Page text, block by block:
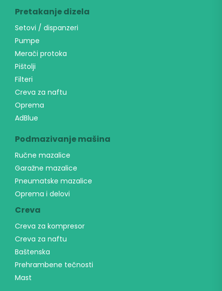
Pretakanje dizela
Setovi / dispanzeri
Pumpe
Merači protoka
Pištolji
Filteri
Creva za naftu
Oprema
AdBlue
Podmazivanje mašina
Ručne mazalice
Garažne mazalice
Pneumatske mazalice
Oprema i delovi
Creva
Creva za kompresor
Creva za naftu
Baštenska
Prehrambene tečnosti
Mast